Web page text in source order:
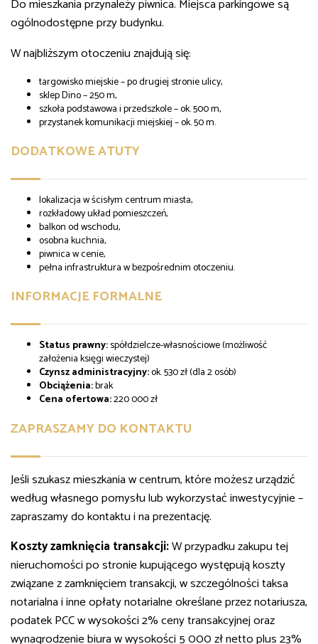
Do mieszkania przynależy piwnica. Miejsca parkingowe są
ogólnodostępne przy budynku.
W najbliższym otoczeniu znajdują się:
targowisko miejskie – po drugiej stronie ulicy,
sklep Dino – 250 m,
szkoła podstawowa i przedszkole – ok. 500 m,
przystanek komunikacji miejskiej – ok. 50 m.
DODATKOWE ATUTY
lokalizacja w ścisłym centrum miasta,
rozkładowy układ pomieszczeń,
balkon od wschodu,
osobna kuchnia,
piwnica w cenie,
pełna infrastruktura w bezpośrednim otoczeniu.
INFORMACJE FORMALNE
Status prawny:spółdzielcze-własnościowe (możliwość
założenia księgi wieczystej)
Czynsz administracyjny:ok. 530 zł (dla 2 osób)
Obciążenia:brak
Cena ofertowa:220 000 zł
ZAPRASZAMY DO KONTAKTU
Jeśli szukasz mieszkania w centrum, które możesz urządzić
według własnego pomysłu lub wykorzystać inwestycyjnie –
zapraszamy do kontaktu i na prezentację.
Koszty zamknięcia transakcji:W przypadku zakupu tej
nieruchomości po stronie kupującego występują koszty
związane z zamknięciem transakcji, w szczególności taksa
notarialna i inne opłaty notarialne określane przez notariusza,
podatek PCC w wysokości 2% ceny transakcyjnej oraz
wynagrodzenie biura w wysokości 5 000 zł netto plus 23%